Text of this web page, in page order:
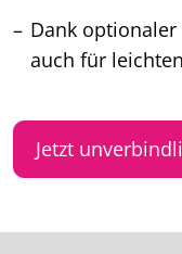
Dank optionaler
auch für
Jetzt